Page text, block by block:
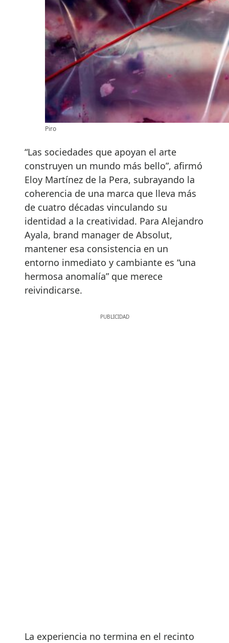
Piro
“Las sociedades que apoyan el arte
construyen un mundo más bello”, afirmó
Eloy Martínez de la Pera, subrayando la
coherencia de una marca que lleva más
de cuatro décadas vinculando su
identidad a la creatividad. Para Alejandro
Ayala, brand manager de Absolut,
mantener esa consistencia en un
entorno inmediato y cambiante es “una
hermosa anomalía” que merece
reivindicarse.
La experiencia no termina en el recinto